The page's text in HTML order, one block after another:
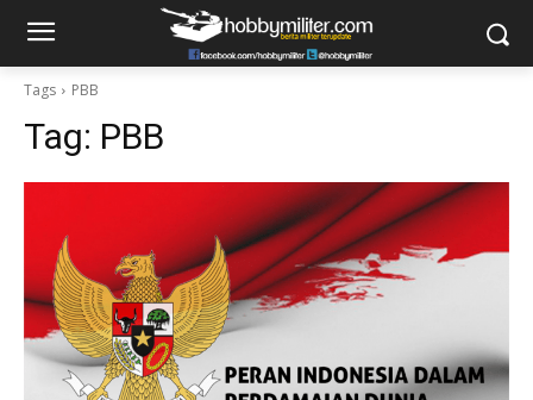
Tags PBB
Tag: PBB